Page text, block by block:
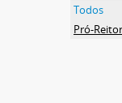
Todos